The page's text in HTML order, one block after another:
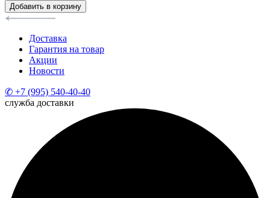
Добавить в корзину
Доставка
Гарантия на товар
Акции
Новости
✆ +7 (995) 540-40-40
служба доставки